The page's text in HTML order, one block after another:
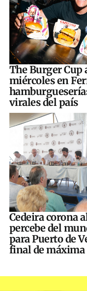
The Burger Cup
miércoles en
virales del país
Cedeira corona
percebe del
para Puerto de
final de máxima